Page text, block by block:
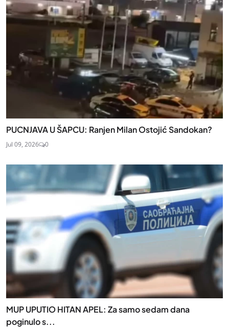
PUCNJAVA U ŠAPCU: Ranjen Milan Ostojić Sandokan?
Jul 09, 2026 0
MUP UPUTIO HITAN APEL: Za samo sedam dana
poginulo s...